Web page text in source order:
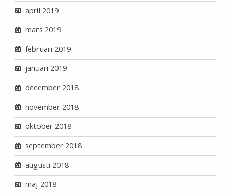
april 2019
mars 2019
februari 2019
januari 2019
december 2018
november 2018
oktober 2018
september 2018
augusti 2018
maj 2018